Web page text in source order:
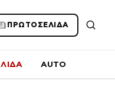
ΠΡΩΤΟΣΕΛΙΔΑ
AUTO